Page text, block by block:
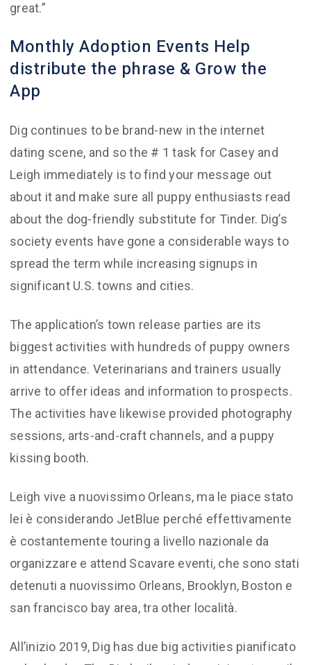
great.”
Monthly Adoption Events Help
distribute the phrase & Grow the
App
Dig continues to be brand-new in the internet
dating scene, and so the # 1 task for Casey and
Leigh immediately is to find your message out
about it and make sure all puppy enthusiasts read
about the dog-friendly substitute for Tinder. Dig’s
society events have gone a considerable ways to
spread the term while increasing signups in
significant U.S. towns and cities.
The application’s town release parties are its
biggest activities with hundreds of puppy owners
in attendance. Veterinarians and trainers usually
arrive to offer ideas and information to prospects.
The activities have likewise provided photography
sessions, arts-and-craft channels, and a puppy
kissing booth.
Leigh vive a nuovissimo Orleans, ma le piace stato
lei è considerando JetBlue perché effettivamente
è costantemente touring a livello nazionale da
organizzare e attend Scavare eventi, che sono stati
detenuti a nuovissimo Orleans, Brooklyn, Boston e
san francisco bay area, tra other località.
All’inizio 2019, Dig has due big activities pianificato